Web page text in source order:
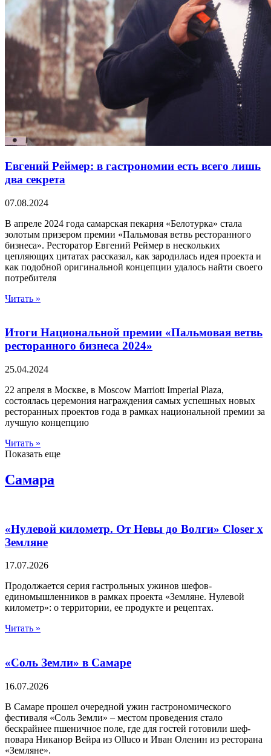
Евгений Реймер: в гастрономии есть всего лишь
два секрета
07.08.2024
В апреле 2024 года самарская пекарня «Белотурка» стала
золотым призером премии «Пальмовая ветвь ресторанного
бизнеса». Ресторатор Евгений Реймер в нескольких
цепляющих цитатах рассказал, как зародилась идея проекта и
как подобной оригинальной концепции удалось найти своего
потребителя
Читать »
Итоги Национальной премии «Пальмовая ветвь
ресторанного бизнеса 2024»
25.04.2024
22 апреля в Москве, в Moscow Marriott Imperial Plaza,
состоялась церемония награждения самых успешных новых
ресторанных проектов года в рамках национальной премии за
лучшую концепцию
Читать »
Показать еще
Самара
«Нулевой километр. От Невы до Волги» Closer х
Земляне
17.07.2026
Продолжается серия гастрольных ужинов шефов-
единомышленников в рамках проекта «Земляне. Нулевой
километр»: о территории, ее продукте и рецептах.
Читать »
«Соль Земли» в Самаре
16.07.2026
В Самаре прошел очередной ужин гастрономического
фестиваля «Соль Земли» – местом проведения стало
бескрайнее пшеничное поле, где для гостей готовили шеф-
повара Никанор Вейра из Olluco и Иван Оленин из ресторана
«Земляне».